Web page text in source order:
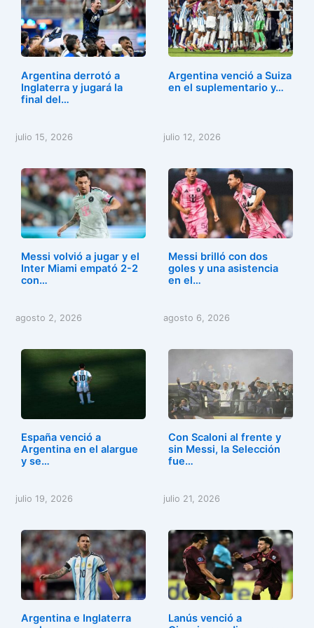
b
o
o
k
d
o
n
ar
tir
Argentina derrotó a
Inglaterra y jugará la
final del…
julio 15, 2026
Argentina venció a Suiza
en el suplementario y…
julio 12, 2026
Messi volvió a jugar y el
Inter Miami empató 2-2
con…
agosto 2, 2026
Messi brilló con dos
goles y una asistencia
en el…
agosto 6, 2026
España venció a
Argentina en el alargue
y se…
julio 19, 2026
Con Scaloni al frente y
sin Messi, la Selección
fue…
julio 21, 2026
Argentina e Inglaterra
Lanús venció a